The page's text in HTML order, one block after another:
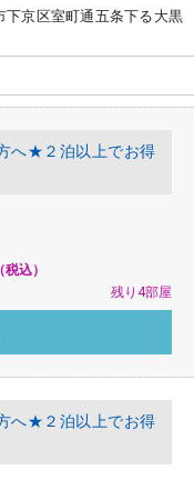
下京区室町通五条下る大黒
へ★２泊以上でお得
税込）
残り4部屋
へ★２泊以上でお得